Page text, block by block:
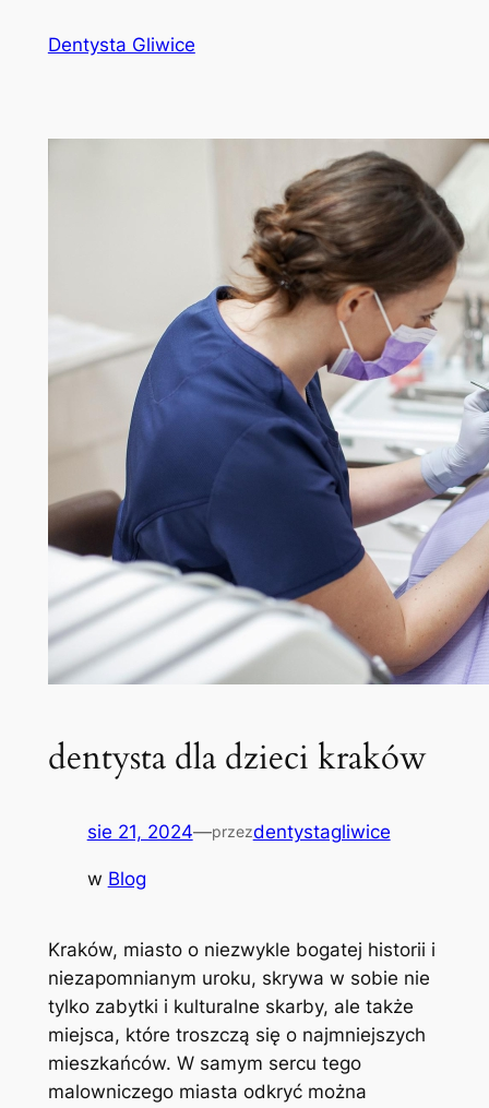
Dentysta Gliwice
dentysta dla dzieci kraków
sie 21, 2024—przezdentystagliwice
w Blog
Kraków, miasto o niezwykle bogatej historii i
niezapomnianym uroku, skrywa w sobie nie
tylko zabytki i kulturalne skarby, ale także
miejsca, które troszczą się o najmniejszych
mieszkańców. W samym sercu tego
malowniczego miasta odkryć można